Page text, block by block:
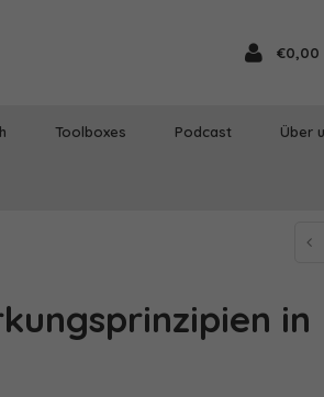
€0,00
Toolboxes Podcast Über
in